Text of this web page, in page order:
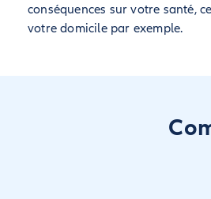
conséquences sur votre santé,
votre domicile par exemple.